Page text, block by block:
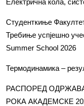
Електрична кола,
Студенткиње
Требиње успјешно
Summer School 2026
Термодинамика –
РАСПОРЕД
РОКА АКАДЕМСКЕ